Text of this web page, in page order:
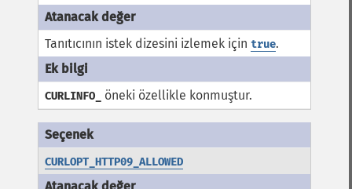
Tanıtıcının istek dizesini izlemek için true.
CURLINFO_ öneki özellikle konmuştur.
CURLOPT_HTTP09_ALLOWED